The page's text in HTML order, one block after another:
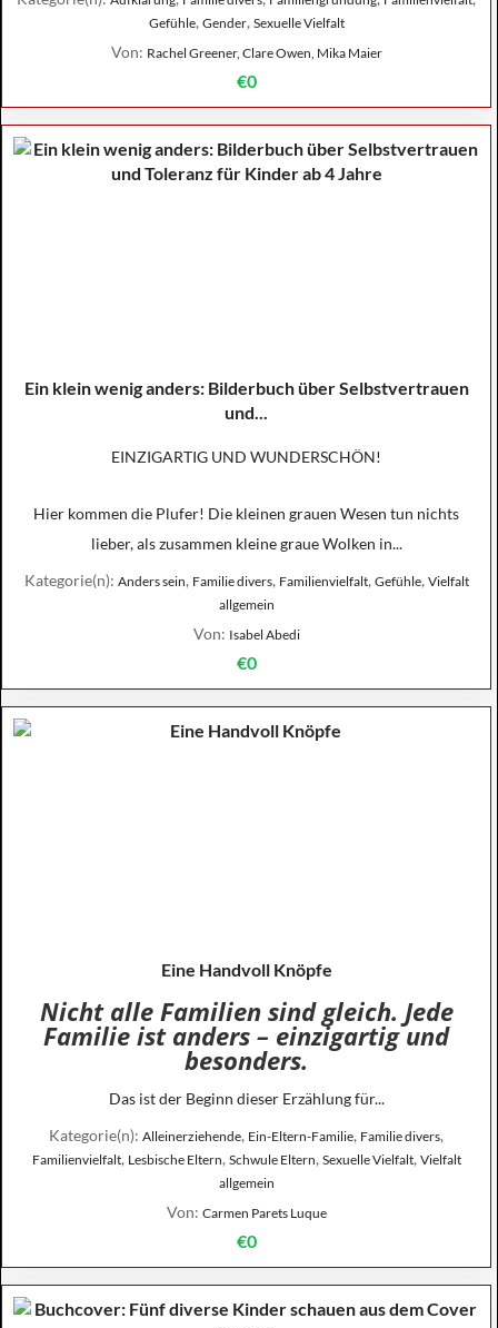
Gefühle, Gender, Sexuelle Vielfalt
Von: Rachel Greener, Clare Owen, Mika Maier
€0
Ein klein wenig anders: Bilderbuch über Selbstvertrauen
und...
EINZIGARTIG UND WUNDERSCHÖN!
Hier kommen die Plufer! Die kleinen grauen Wesen tun nichts
lieber, als zusammen kleine graue Wolken in...
Kategorie(n): Anders sein, Familie divers, Familienvielfalt, Gefühle, Vielfalt
allgemein
Von: Isabel Abedi
€0
Eine Handvoll Knöpfe
Nicht alle Familien sind gleich. Jede
Familie ist anders – einzigartig und
besonders.
Das ist der Beginn dieser Erzählung für...
Kategorie(n): Alleinerziehende, Ein-Eltern-Familie, Familie divers,
Familienvielfalt, Lesbische Eltern, Schwule Eltern, Sexuelle Vielfalt, Vielfalt
allgemein
Von: Carmen Parets Luque
€0